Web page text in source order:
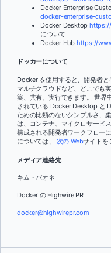
Docker Enterprise
docker-enterprise-
Docker Desktop
について
Docker Hub https://
ドッカーについて
Docker を使用すると、開発者と
マルチクラウドなど、どこでも
築、共有、実行できます。 世界
されている Docker Desktop と
ための比類のないシンプルさ、
は、コンテナ、マイクロサービ
構成される開発者ワークフロー
については、 次の Webサイトを
メディア連絡先
キム・パオネ
Docker の Highwire PR
docker@highwirepr.com